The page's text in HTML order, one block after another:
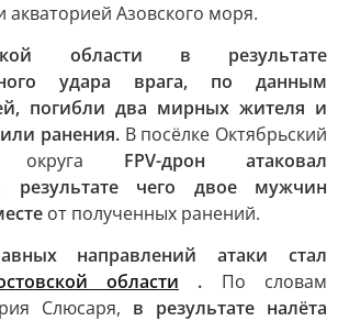
Азовского моря.
области в результате
удара врага, по данным
погибли два мирных жителя и
ранения. В посёлке Октябрьский
округа FPV-дрон атаковал
результате чего двое мужчин
от полученных ранений.
направлений атаки стал
области . По словам
Слюсаря, в результате налёта